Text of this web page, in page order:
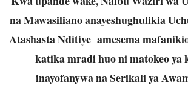
na Mawasiliano anayeshughulikia
Atashasta Nditiye amesema
katika mradi huo ni matokeo ya
inayofanywa na Serikali ya